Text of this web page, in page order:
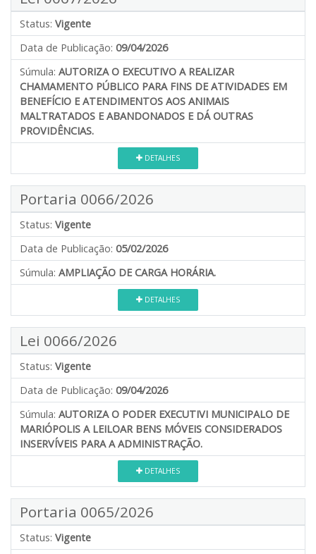
Status: Vigente
Data de Publicação: 09/04/2026
Súmula: AUTORIZA O EXECUTIVO A REALIZAR
CHAMAMENTO PÚBLICO PARA FINS DE ATIVIDADES EM
BENEFÍCIO E ATENDIMENTOS AOS ANIMAIS
MALTRATADOS E ABANDONADOS E DÁ OUTRAS
PROVIDÊNCIAS.
DETALHES
Portaria 0066/2026
Status: Vigente
Data de Publicação: 05/02/2026
Súmula: AMPLIAÇÃO DE CARGA HORÁRIA.
DETALHES
Lei 0066/2026
Status: Vigente
Data de Publicação: 09/04/2026
Súmula: AUTORIZA O PODER EXECUTIVI MUNICIPALO DE
MARIÓPOLIS A LEILOAR BENS MÓVEIS CONSIDERADOS
INSERVÍVEIS PARA A ADMINISTRAÇÃO.
DETALHES
Portaria 0065/2026
Status: Vigente